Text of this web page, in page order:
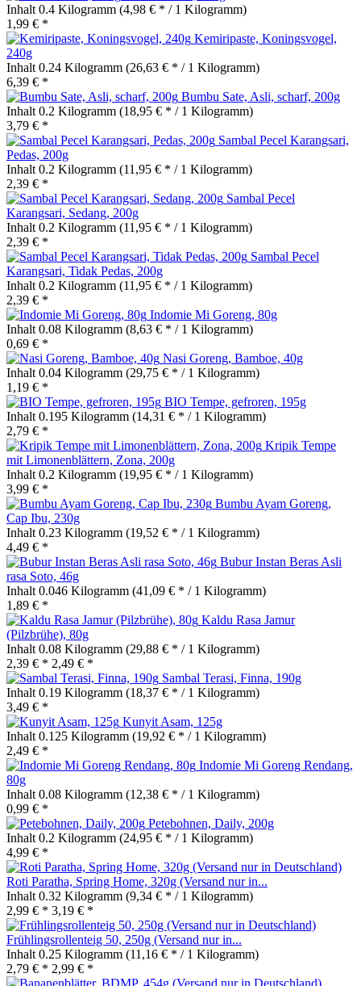
Inhalt 0.4 Kilogramm (4,98 € * / 1 Kilogramm)
1,99 € *
Kemiripaste, Koningsvogel,
240g
Inhalt 0.24 Kilogramm (26,63 € * / 1 Kilogramm)
6,39 € *
Bumbu Sate, Asli, scharf, 200g
Inhalt 0.2 Kilogramm (18,95 € * / 1 Kilogramm)
3,79 € *
Sambal Pecel Karangsari,
Pedas, 200g
Inhalt 0.2 Kilogramm (11,95 € * / 1 Kilogramm)
2,39 € *
Sambal Pecel
Karangsari, Sedang, 200g
Inhalt 0.2 Kilogramm (11,95 € * / 1 Kilogramm)
2,39 € *
Sambal Pecel
Karangsari, Tidak Pedas, 200g
Inhalt 0.2 Kilogramm (11,95 € * / 1 Kilogramm)
2,39 € *
Indomie Mi Goreng, 80g
Inhalt 0.08 Kilogramm (8,63 € * / 1 Kilogramm)
0,69 € *
Nasi Goreng, Bamboe, 40g
Inhalt 0.04 Kilogramm (29,75 € * / 1 Kilogramm)
1,19 € *
BIO Tempe, gefroren, 195g
Inhalt 0.195 Kilogramm (14,31 € * / 1 Kilogramm)
2,79 € *
Kripik Tempe
mit Limonenblättern, Zona, 200g
Inhalt 0.2 Kilogramm (19,95 € * / 1 Kilogramm)
3,99 € *
Bumbu Ayam Goreng,
Cap Ibu, 230g
Inhalt 0.23 Kilogramm (19,52 € * / 1 Kilogramm)
4,49 € *
Bubur Instan Beras Asli
rasa Soto, 46g
Inhalt 0.046 Kilogramm (41,09 € * / 1 Kilogramm)
1,89 € *
Kaldu Rasa Jamur
(Pilzbrühe), 80g
Inhalt 0.08 Kilogramm (29,88 € * / 1 Kilogramm)
2,39 € * 2,49 € *
Sambal Terasi, Finna, 190g
Inhalt 0.19 Kilogramm (18,37 € * / 1 Kilogramm)
3,49 € *
Kunyit Asam, 125g
Inhalt 0.125 Kilogramm (19,92 € * / 1 Kilogramm)
2,49 € *
Indomie Mi Goreng Rendang,
80g
Inhalt 0.08 Kilogramm (12,38 € * / 1 Kilogramm)
0,99 € *
Petebohnen, Daily, 200g
Inhalt 0.2 Kilogramm (24,95 € * / 1 Kilogramm)
4,99 € *
Roti Paratha, Spring Home, 320g (Versand nur in...
Inhalt 0.32 Kilogramm (9,34 € * / 1 Kilogramm)
2,99 € * 3,19 € *
Frühlingsrollenteig 50, 250g (Versand nur in...
Inhalt 0.25 Kilogramm (11,16 € * / 1 Kilogramm)
2,79 € * 2,99 € *